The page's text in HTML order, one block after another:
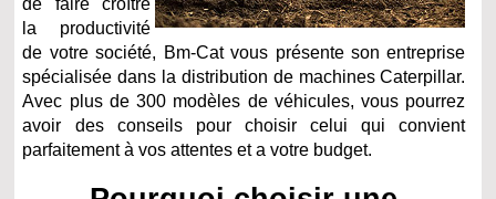
de faire croître
la productivité
de votre société, Bm-Cat vous présente son entreprise
spécialisée dans la distribution de machines Caterpillar.
Avec plus de 300 modèles de véhicules, vous pourrez
avoir des conseils pour choisir celui qui convient
parfaitement à vos attentes et a votre budget.